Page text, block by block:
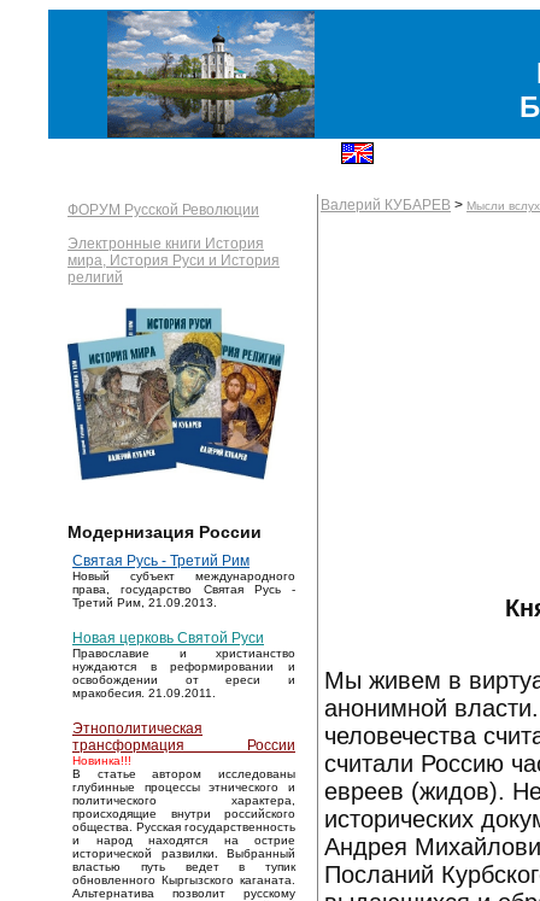
ФОРУМ Русской Революции
Электронные книги История
мира, История Руси и История
религий
Модернизация России
Святая Русь - Третий Рим
Новый субъект международного
права, государство Святая Русь -
Третий Рим, 21.09.2013.
Новая церковь Святой Руси
Православие и христианство
нуждаются в реформировании и
освобождении от ереси и
мракобесия. 21.09.2011.
Этнополитическая
трансформация России
Новинка!!!
В статье автором исследованы
глубинные процессы этнического и
политического характера,
происходящие внутри российского
общества. Русская государственность
и народ находятся на острие
исторической развилки. Выбранный
властью путь ведет в тупик
обновленного Кыргызского каганата.
Альтернатива позволит русскому
Валерий КУБАРЕВ > Мысли
Мы живем в
анонимной
человечества
считали Россию
евреев (жидов).
исторических
Андрея
Посланий